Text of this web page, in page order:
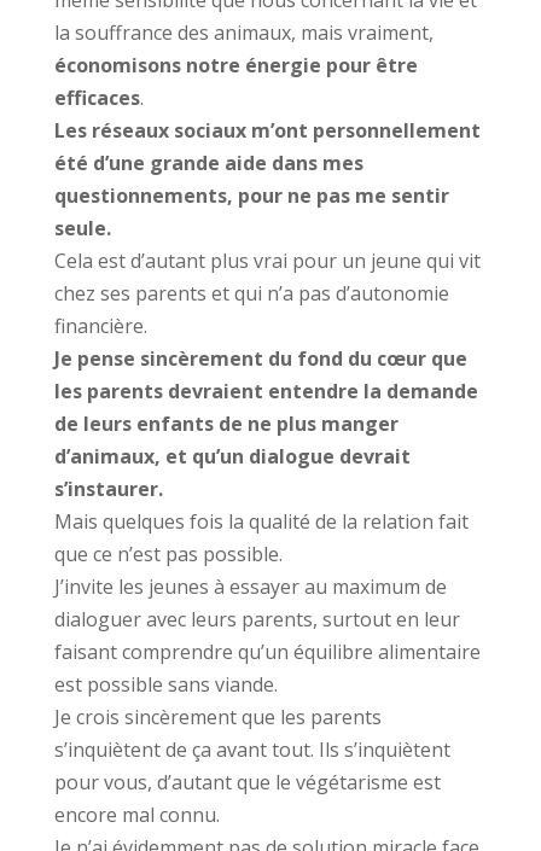
la souffrance des animaux, mais vraiment,
économisons notre énergie pour être
efficaces.
Les réseaux sociaux m’ont personnellement
été d’une grande aide dans mes
questionnements, pour ne pas me sentir
seule.
Cela est d’autant plus vrai pour un jeune qui vit
chez ses parents et qui n’a pas d’autonomie
financière.
Je pense sincèrement du fond du cœur que
les parents devraient entendre la demande
de leurs enfants de ne plus manger
d’animaux, et qu’un dialogue devrait
s’instaurer.
Mais quelques fois la qualité de la relation fait
que ce n’est pas possible.
J’invite les jeunes à essayer au maximum de
dialoguer avec leurs parents, surtout en leur
faisant comprendre qu’un équilibre alimentaire
est possible sans viande.
Je crois sincèrement que les parents
s’inquiètent de ça avant tout. Ils s’inquiètent
pour vous, d’autant que le végétarisme est
encore mal connu.